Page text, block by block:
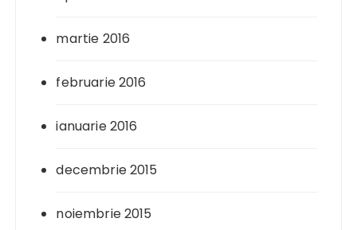
martie 2016
februarie 2016
ianuarie 2016
decembrie 2015
noiembrie 2015